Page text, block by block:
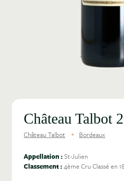
Château Talbot
Château Talbot Bordeaux
Appellation :St-Julien
Classement :4ème Cru Classé en